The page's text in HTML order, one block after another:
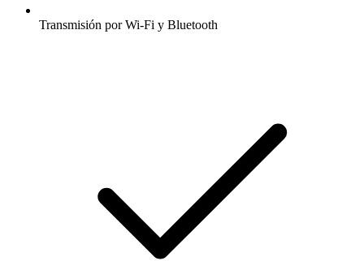
Transmisión por Wi-Fi y Bluetooth